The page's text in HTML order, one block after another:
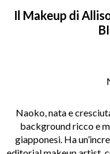
Il Makeup di
Naoko, nata e
background ricco e
giapponesi. Ha